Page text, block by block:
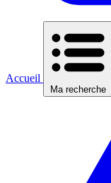
Accueil
Ma recherche